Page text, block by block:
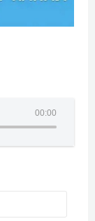
00:00